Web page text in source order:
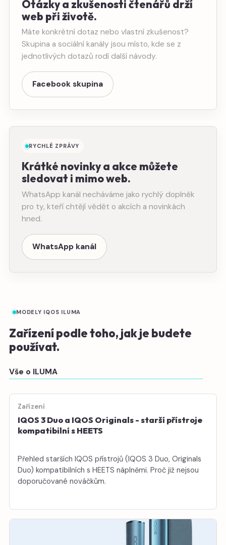
Otázky a zkušenosti čtenářů drží
web při životě.
Máte konkrétní dotaz nebo vlastní zkušenost?
Skupina a sociální kanály jsou místo, kde se z
jednotlivých dotazů rodí další návody.
Facebook skupina
RYCHLÉ ZPRÁVY
Krátké novinky a akce můžete
sledovat i mimo web.
WhatsApp kanál necháváme jako rychlý doplněk
pro ty, kteří chtějí vědět o akcích a novinkách
hned.
WhatsApp kanál
MODELY IQOS ILUMA
Zařízení podle toho, jak je budete
používat.
Vše o ILUMA
Zařízení
IQOS 3 Duo a IQOS Originals - starší přístroje
kompatibilní s HEETS
Přehled starších IQOS přístrojů (IQOS 3 Duo, Originals
Duo) kompatibilních s HEETS náplněmi. Proč již nejsou
doporučované nováčkům.